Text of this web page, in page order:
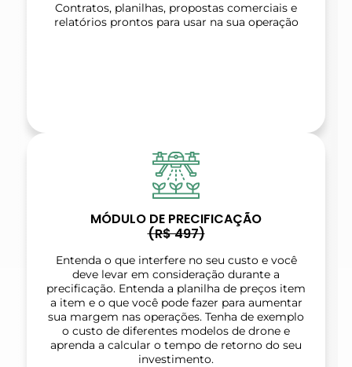
Contratos, planilhas, propostas comerciais e
relatórios prontos para usar na sua operação
MÓDULO DE PRECIFICAÇÃO
(R$ 497)
Entenda o que interfere no seu custo e você
deve levar em consideração durante a
precificação. Entenda a planilha de preços item
a item e o que você pode fazer para aumentar
sua margem nas operações. Tenha de exemplo
o custo de diferentes modelos de drone e
aprenda a calcular o tempo de retorno do seu
investimento.